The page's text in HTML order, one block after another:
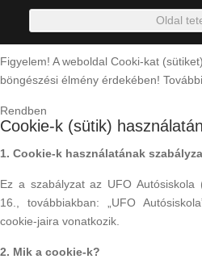
Oldal
Figyelem! A weboldal Cooki-kat
böngészési élmény érdekében!
Rendben
Cookie-k (sütik)
1. Cookie-k használatának
Ez a szabályzat az UFO Autósiskola
16., továbbiakban: „UFO
cookie-jaira vonatkozik.
2. Mik a cookie-k?